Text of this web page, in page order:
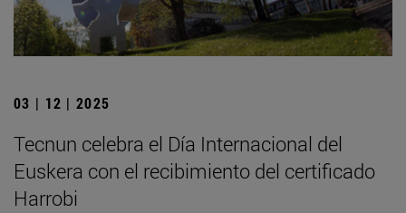
03 | 12 | 2025
Tecnun celebra el Día Internacional del
Euskera con el recibimiento del certificado
Harrobi